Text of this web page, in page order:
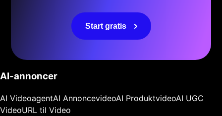
Start gratis
AI-annoncer
AI VideoagentAI AnnoncevideoAI ProduktvideoAI UGC
VideoURL til Video